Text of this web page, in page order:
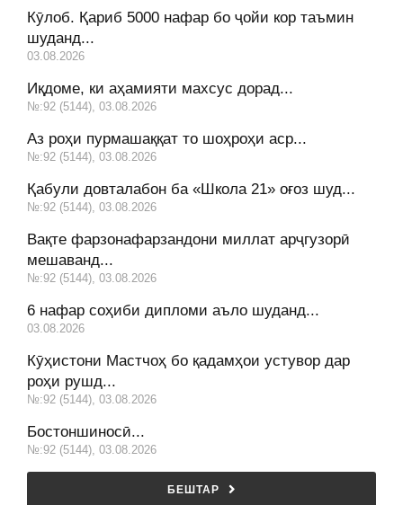
Кӯлоб. Қариб 5000 нафар бо ҷойи кор таъмин
шуданд...
03.08.2026
Иқдоме, ки аҳамияти махсус дорад...
№:92 (5144), 03.08.2026
Аз роҳи пурмашаққат то шоҳроҳи аср...
№:92 (5144), 03.08.2026
Қабули довталабон ба «Школа 21» оғоз шуд...
№:92 (5144), 03.08.2026
Вақте фарзонафарзандони миллат арҷгузорӣ
мешаванд...
№:92 (5144), 03.08.2026
6 нафар соҳиби дипломи аъло шуданд...
03.08.2026
Кӯҳистони Мастчоҳ бо қадамҳои устувор дар
роҳи рушд...
№:92 (5144), 03.08.2026
Бостоншиносӣ...
№:92 (5144), 03.08.2026
БЕШТАР